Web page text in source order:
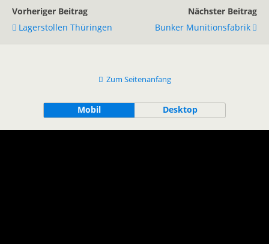
Vorheriger Beitrag
Lagerstollen Thüringen
Nächster Beitrag
Bunker Munitionsfabrik
Zum Seitenanfang
Mobil Desktop